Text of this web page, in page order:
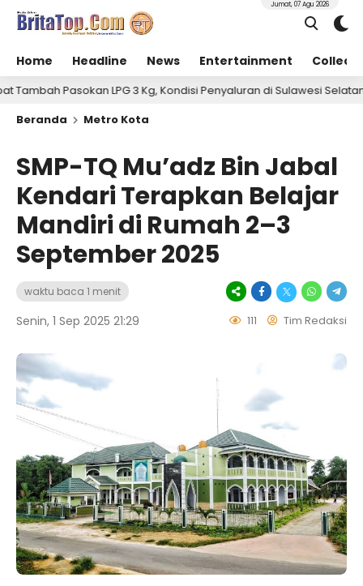
Home Headline News Entertainment
Jumat, 07 Agu 2026
LPG 3 Kg, Kondisi Penyaluran di Sulawesi Selatan
Beranda
Metro Kota
SMP-TQ Mu’adz Bin Jabal
Kendari Terapkan Belajar
Mandiri di Rumah 2–3
September 2025
waktu baca 1 menit
Senin, 1 Sep 2025 21:29 111 Tim Redaksi